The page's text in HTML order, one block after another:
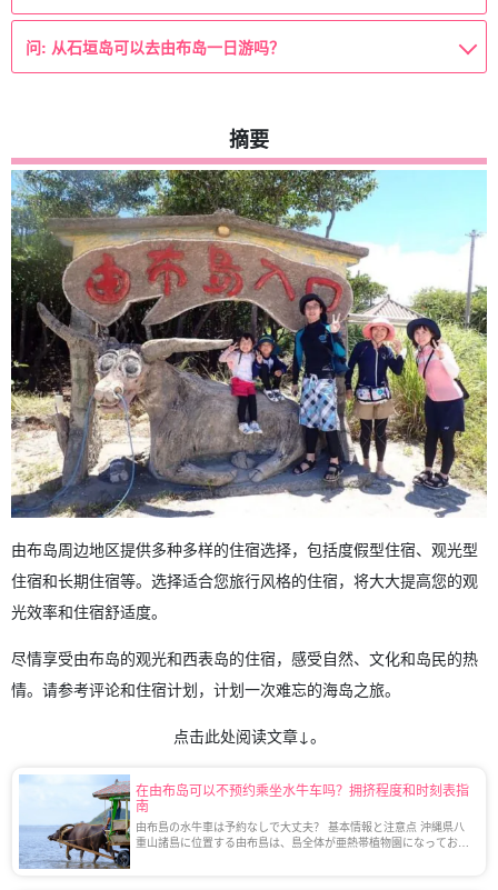
问: 从石垣岛可以去由布岛一日游吗？
摘要
由布岛周边地区提供多种多样的住宿选择，包括度假型住宿、观光型
住宿和长期住宿等。选择适合您旅行风格的住宿，将大大提高您的观
光效率和住宿舒适度。
尽情享受由布岛的观光和西表岛的住宿，感受自然、文化和岛民的热
情。请参考评论和住宿计划，计划一次难忘的海岛之旅。
点击此处阅读文章↓。
在由布岛可以不预约乘坐水牛车吗？拥挤程度和时刻表指
南
由布島の水牛車は予約なしで大丈夫？ 基本情報と注意点 沖縄県八
重山諸島に位置する由布島は、島全体が亜熱帯植物園になってお